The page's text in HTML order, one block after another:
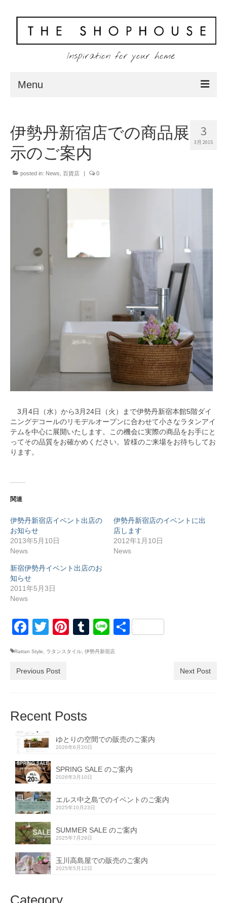
Inspiration for your home
Menu
About
Client
Shopping
Contact
3
3月 2015
伊勢丹新宿店での商品展
示のご案内
posted in: News 百貨店 | 0
3月4日（水）から3月24日（火）まで伊勢丹新宿本館5階ダイ
ニングデコールのリモデルオープンに合わせて小さなラタンアイ
テムを中心に展開いたします。この機会に実際の商品をお手にと
ってその品質をお確かめください。皆様のご来場をお待ちしてお
ります。
関連
伊勢丹新宿店イベント出店の
お知らせ
2013年5月10日
News
伊勢丹新宿店のイベントに出
店します
2012年1月10日
News
新宿伊勢丹イベント出店のお
知らせ
2011年5月3日
News
Facebook
TwitterPinterest
Tumblr
Line共
Rattan Style ラタンスタイル 伊勢丹新宿店
Previous Post Next Post
Recent Posts
ゆとりの空間での販売のご案内
2026年6月20日
SPRING SALE のご案内
2026年3月10日
エルス中之島でのイベントのご案内
2025年10月23日
SUMMER SALE のご案内
2025年7月29日
玉川高島屋での販売のご案内
2025年5月12日